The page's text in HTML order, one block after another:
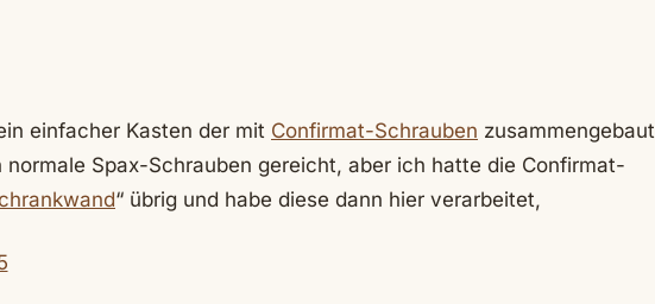
einfacher Kasten der mit Confirmat-Schrauben zusammengebaut
Spax-Schrauben gereicht, aber ich hatte die Confirmat-
“ übrig und habe diese dann hier verarbeitet,